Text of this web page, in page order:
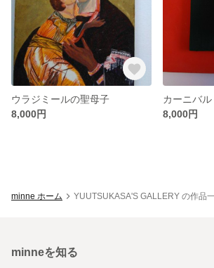
ウラジミールの聖母子
8,000円
カーニバル
8,000円
minne ホーム YUUTSUKASA'S GALLERY の作品
minneを知る